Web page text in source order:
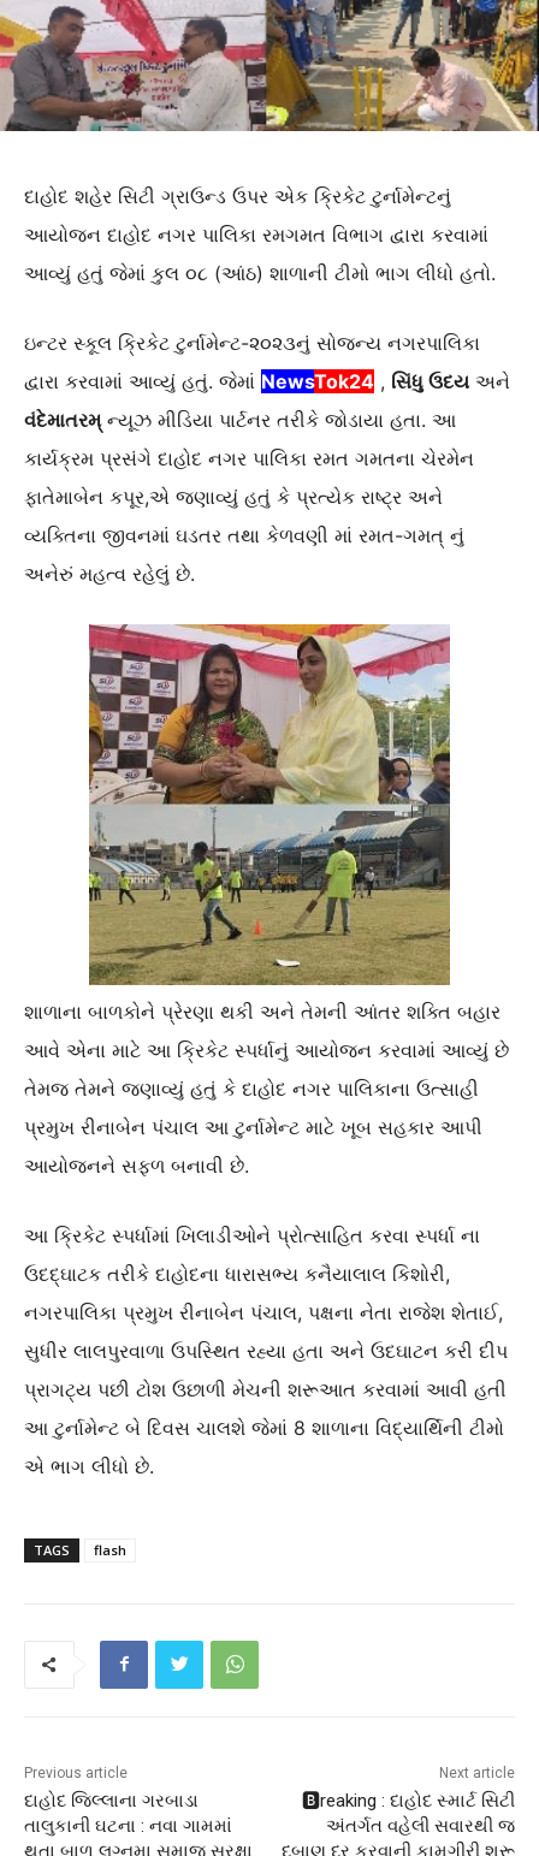
દાહોદ શહેર સિટી ગ્રાઉન્ડ ઉપર એક ક્રિકેટ ટુર્નામેન્ટનું
આયોજન દાહોદ નગર પાલિકા રમગમત વિભાગ દ્વારા કરવામાં
આવ્યું હતું જેમાં કુલ ૦૮ (આંઠ) શાળાની ટીમો ભાગ લીધો હતો.
ઇન્ટર સ્કૂલ ક્રિકેટ ટુર્નામેન્ટ-૨૦૨૩નું સોજન્ય નગરપાલિકા
દ્વારા કરવામાં આવ્યું હતું. જેમાં NewsTok24 , સિંધુ ઉદય અને
વંદેમાતરમ્ન્યૂઝ મીડિયા પાર્ટનર તરીકે જોડાયા હતા. આ
કાર્યક્રમ પ્રસંગે દાહોદ નગર પાલિકા રમત ગમતના ચેરમેન
ફાતેમાબેન કપૂર,એ જણાવ્યું હતું કે પ્રત્યેક રાષ્ટ્ર અને
વ્યક્તિના જીવનમાં ઘડતર તથા કેળવણી માં રમત-ગમત્ નું
અનેરું મહત્વ રહેલું છે.
શાળાના બાળકોને પ્રેરણા થકી અને તેમની આંતર શક્તિ બહાર
આવે એના માટે આ ક્રિકેટ સ્પર્ધાનું આયોજન કરવામાં આવ્યું છે
તેમજ તેમને જણાવ્યું હતું કે દાહોદ નગર પાલિકાના ઉત્સાહી
પ્રમુખ રીનાબેન પંચાલ આ ટુર્નામેન્ટ માટે ખૂબ સહકાર આપી
આયોજનને સફળ બનાવી છે.
આ ક્રિકેટ સ્પર્ધામાં ખિલાડીઓને પ્રોત્સાહિત કરવા સ્પર્ધા ના
ઉદદ્ઘાટક તરીકે દાહોદના ધારાસભ્ય કનૈયાલાલ કિશોરી,
નગરપાલિકા પ્રમુખ રીનાબેન પંચાલ, પક્ષના નેતા રાજેશ શેતાઈ,
સુધીર લાલપુરવાળા ઉપસ્થિત રહ્યા હતા અને ઉદઘાટન કરી દીપ
પ્રાગટ્ય પછી ટોશ ઉછાળી મેચની શરૂઆત કરવામાં આવી હતી
આ ટુર્નામેન્ટ બે દિવસ ચાલશે જેમાં 8 શાળાના વિદ્યાર્થિની ટીમો
એ ભાગ લીધો છે.
TAGS flash
Previous article
દાહોદ જિલ્લાના ગરબાડા
તાલુકાની ઘટના : નવા ગામમાં
થતા બાળ લગ્નમા સમાજ સુરક્ષા
Next article
🅱️reaking : દાહોદ સ્માર્ટ સિટી
અંતર્ગત વહેલી સવારથી જ
દબાણ દૂર કરવાની કામગીરી શરૂ